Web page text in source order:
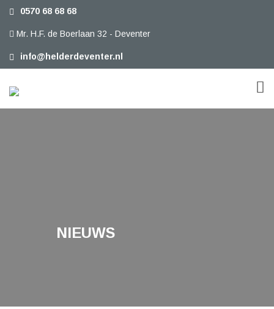
0570 68 68 68
Mr. H.F. de Boerlaan 32 - Deventer
info@helderdeventer.nl
NIEUWS